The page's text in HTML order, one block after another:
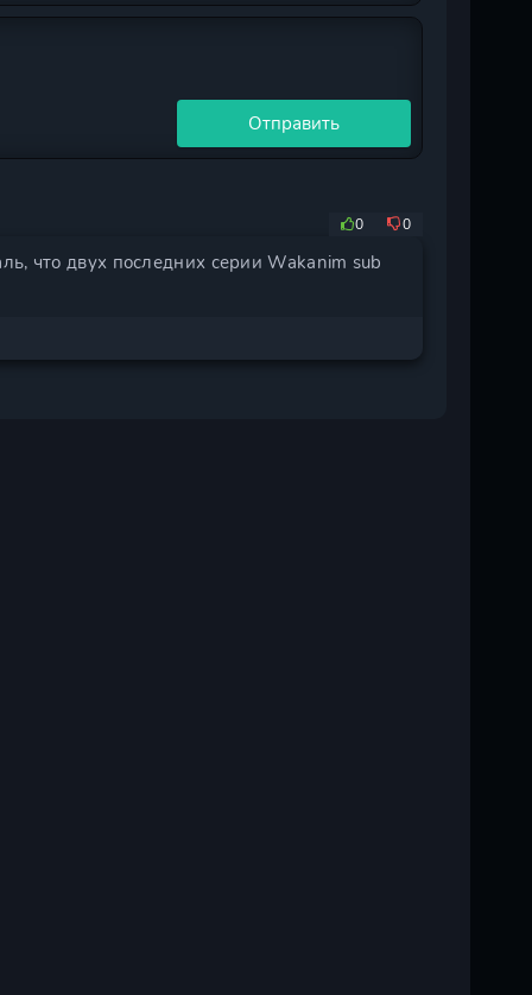
Отправить
0 0
что двух последних серии Wakanim sub